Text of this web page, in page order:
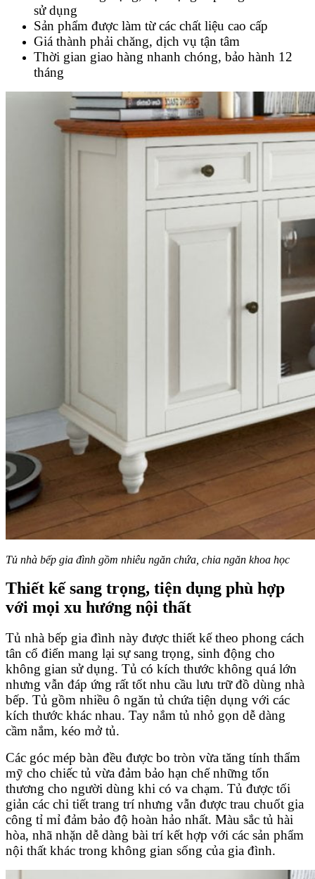
sử dụng
Sản phẩm được làm từ các chất liệu cao cấp
Giá thành phải chăng, dịch vụ tận tâm
Thời gian giao hàng nhanh chóng, bảo hành 12
tháng
Tủ nhà bếp gia đình gồm nhiêu ngăn chứa, chia ngăn khoa học
Thiết kế sang trọng, tiện dụng phù hợp
với mọi xu hướng nội thất
Tủ nhà bếp gia đình này được thiết kế theo phong cách
tân cổ điển mang lại sự sang trọng, sinh động cho
không gian sử dụng. Tủ có kích thước không quá lớn
nhưng vẫn đáp ứng rất tốt nhu cầu lưu trữ đồ dùng nhà
bếp. Tủ gồm nhiều ô ngăn tủ chứa tiện dụng với các
kích thước khác nhau. Tay nắm tủ nhỏ gọn dễ dàng
cầm nắm, kéo mở tủ.
Các góc mép bàn đều được bo tròn vừa tăng tính thẩm
mỹ cho chiếc tủ vừa đảm bảo hạn chế những tổn
thương cho người dùng khi có va chạm. Tủ được tối
giản các chi tiết trang trí nhưng vẫn được trau chuốt gia
công tỉ mỉ đảm bảo độ hoàn hảo nhất. Màu sắc tủ hài
hòa, nhã nhặn dễ dàng bài trí kết hợp với các sản phẩm
nội thất khác trong không gian sống của gia đình.